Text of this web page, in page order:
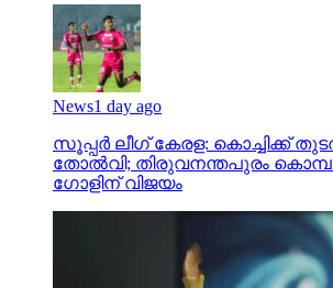
News1 day ago
സൂപ്പര്‍ ലീഗ് കേരള: കൊച്ചിക്ക്
തോല്‍വി; തിരുവനന്തപുരം
ഗോളിന് വിജയം